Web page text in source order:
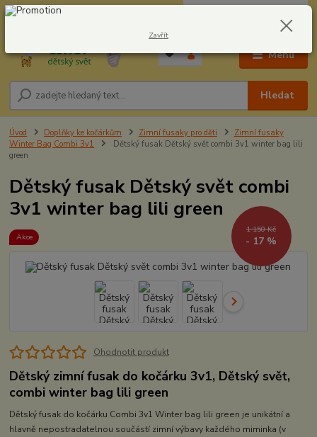
Menu
Hledat
604278943 0,00 Kč
Úvod Doplňky ke kočárkům Zimní fusaky pro děti
Zimní fusaky
Winter Bag Combi 3v1
Dětský fusak Dětský svět combi 3v1 winter bag lili
green
Dětský fusak Dětský svět combi
3v1 winter bag lili green
Akce
1 150 Kč
- 17 %
Ohodnotit produkt
Dětský zimní fusak do kočárku 3v1, Dětský svět,
combi winter bag lili green
Dětský fusak do kočárku Combi 3v1 Winter bag lili green je unikátní a
hlavně nepostradatelnou součástí zimní výbavy každého miminka (v
Zavřít